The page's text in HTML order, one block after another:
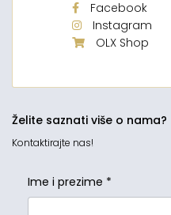
Facebook
Instagram
OLX Shop
Želite saznati više o nama?
Kontaktirajte nas!
Ime i prezime *